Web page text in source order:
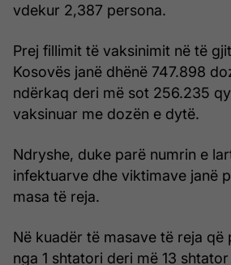
vdekur 2,387 persona.
Prej fillimit të vaksinimit në të
Kosovës janë dhënë 747.898
ndërkaq deri më sot 256.235
vaksinuar me dozën e dytë.
Ndryshe, duke parë numrin e
infektuarve dhe viktimave janë
masa të reja.
Në kuadër të masave të reja që
nga 1 shtatori deri më 13